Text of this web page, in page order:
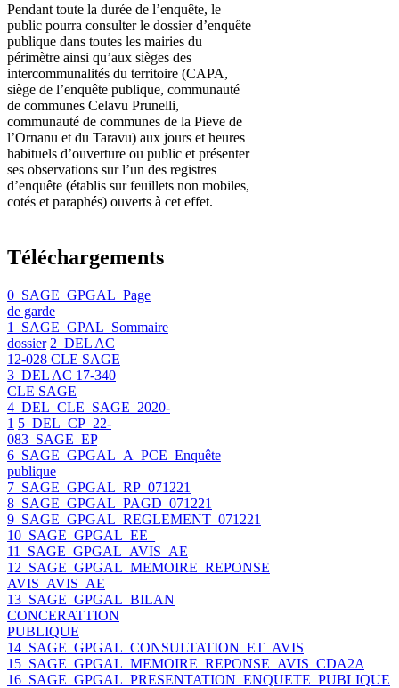
Pendant toute la durée de l’enquête, le
public pourra consulter le dossier d’enquête
publique dans toutes les mairies du
périmètre ainsi qu’aux sièges des
intercommunalités du territoire (CAPA,
siège de l’enquête publique, communauté
de communes Celavu Prunelli,
communauté de communes de la Pieve de
l’Ornanu et du Taravu) aux jours et heures
habituels d’ouverture ou public et présenter
ses observations sur l’un des registres
d’enquête (établis sur feuillets non mobiles,
cotés et paraphés) ouverts à cet effet.
Téléchargements
0_SAGE_GPGAL_Page
de garde
1_SAGE_GPAL_Sommaire
dossier 2_DEL AC
12-028 CLE SAGE
3_DEL AC 17-340
CLE SAGE
4_DEL_CLE_SAGE_2020-
1 5_DEL_CP_22-
083_SAGE_EP
6_SAGE_GPGAL_A_PCE_Enquête
publique
7_SAGE_GPGAL_RP_071221
8_SAGE_GPGAL_PAGD_071221
9_SAGE_GPGAL_REGLEMENT_071221
10_SAGE_GPGAL_EE_
11_SAGE_GPGAL_AVIS_AE
12_SAGE_GPGAL_MEMOIRE_REPONSE
AVIS_AVIS_AE
13_SAGE_GPGAL_BILAN
CONCERATTION
PUBLIQUE
14_SAGE_GPGAL_CONSULTATION_ET_AVIS
15_SAGE_GPGAL_MEMOIRE_REPONSE_AVIS_CDA2A
16_SAGE_GPGAL_PRESENTATION_ENQUETE_PUBLIQUE